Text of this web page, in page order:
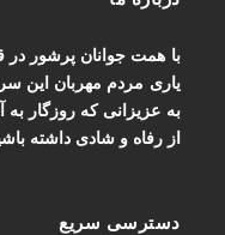
با همت جوانان پرشور
یاری مردم مهربان این
به عزیزانی که روزگار
از رفاه و شادی داشته
دسترسی سریع